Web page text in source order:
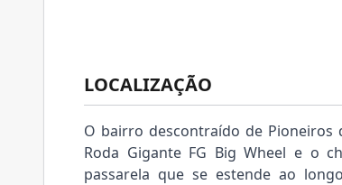
LOCALIZAÇÃO
O bairro descontraído de Pioneiros
Roda Gigante FG Big Wheel e o
passarela que se estende ao